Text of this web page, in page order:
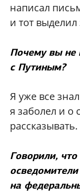
написал
и тот
Почему вы не
с Путиным?
Я уже все
я заболел и о
рассказывать.
Говорили,
на